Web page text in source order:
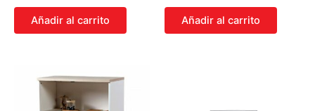
0
Añadir al carrito
0
Añadir al carrito